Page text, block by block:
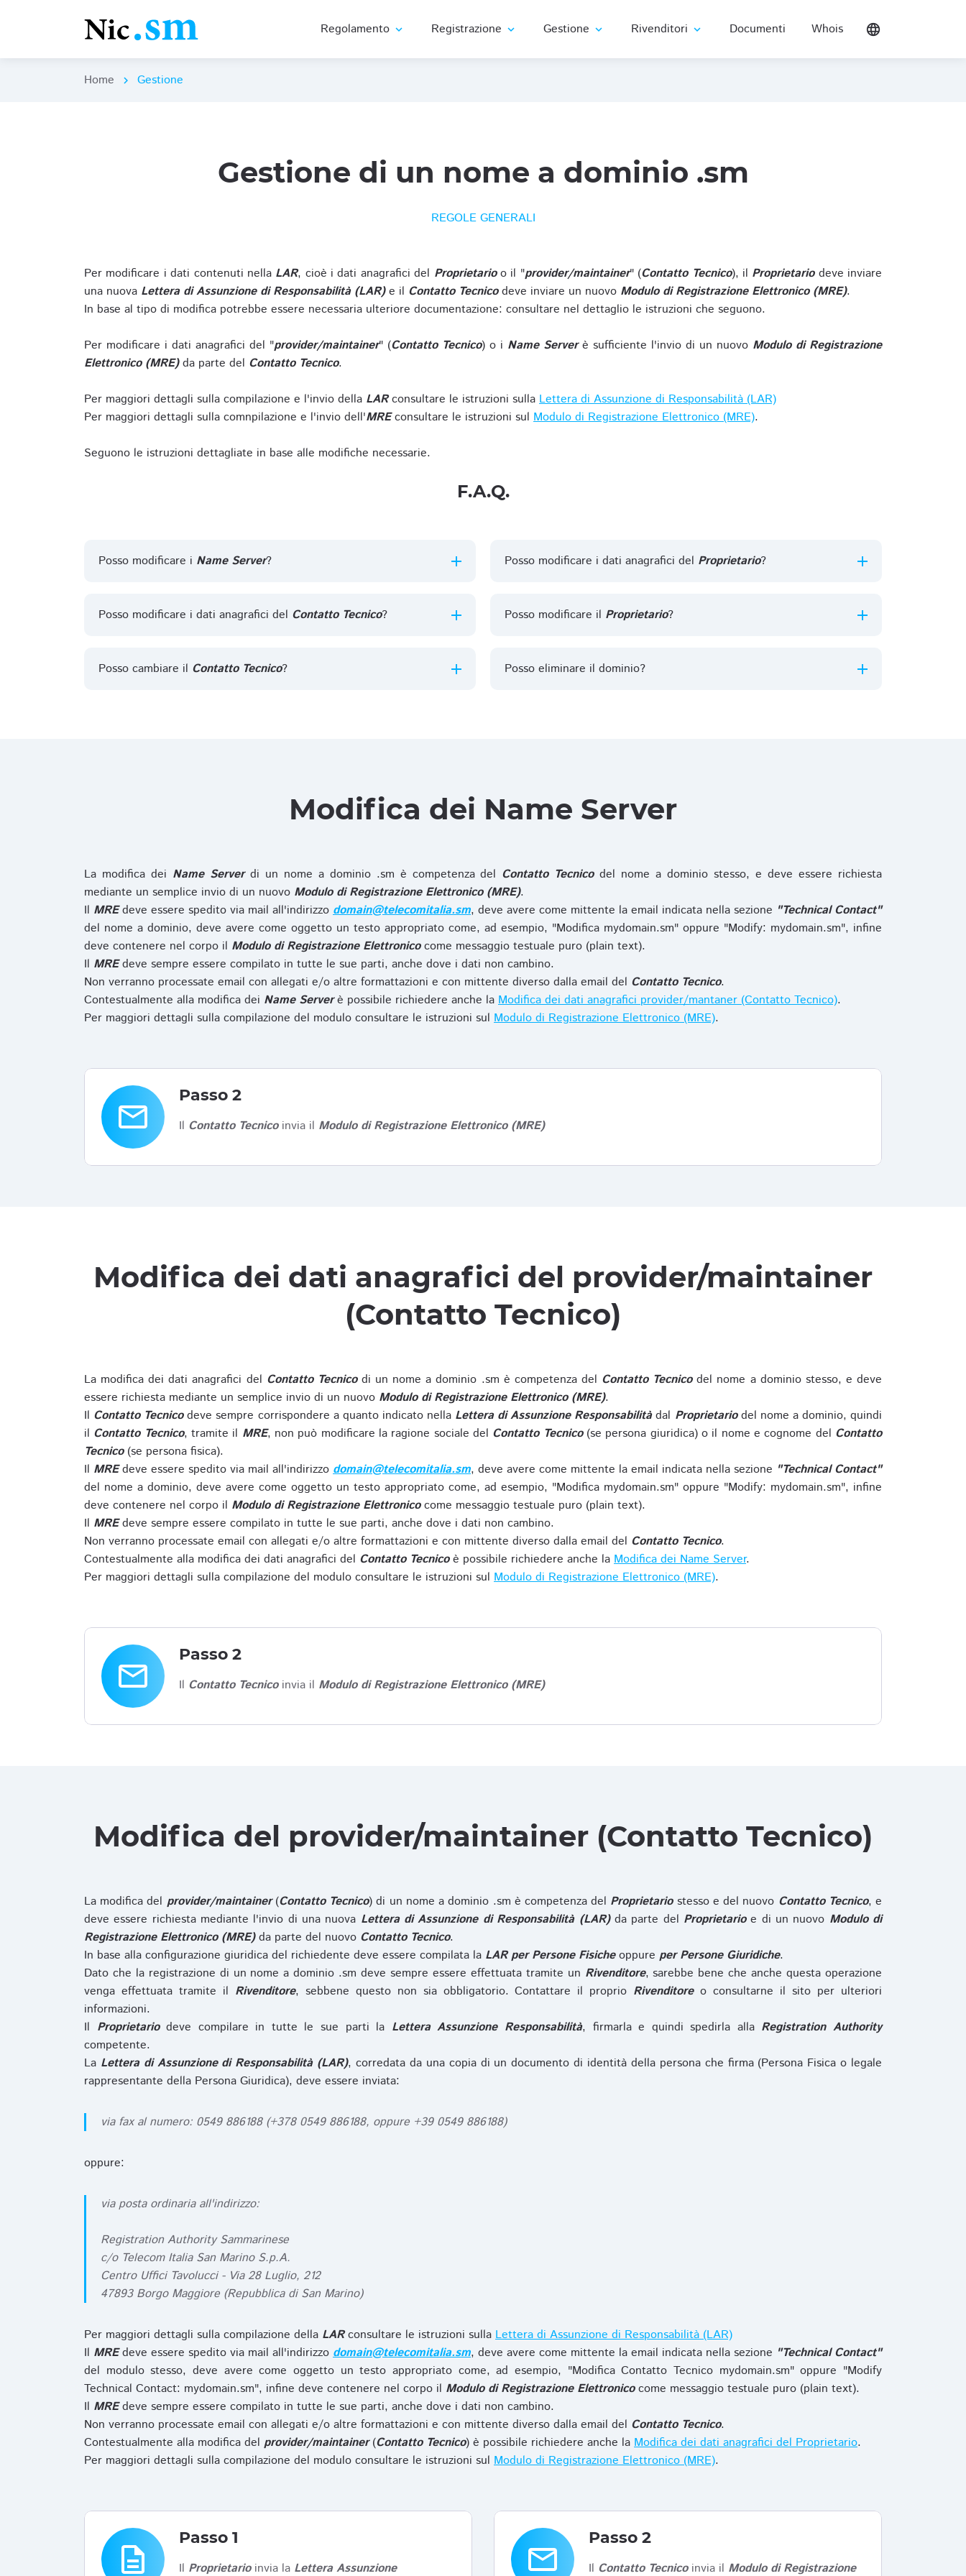
Regolamento expand_more Registrazione expand_more Gestione expand_more Rivenditori expand_more Documenti Whois language
Home chevron_right Gestione
Gestione di un nome a dominio .sm
REGOLE GENERALI
Per modificare i dati contenuti nella LAR, cioè i dati anagrafici del Proprietarioo il "provider/maintainer" (Contatto Tecnico), il Proprietariodeve inviare
una nuova Lettera di Assunzione di Responsabilità (LAR)e il Contatto Tecnicodeve inviare un nuovo Modulo di Registrazione Elettronico (MRE).
In base al tipo di modifica potrebbe essere necessaria ulteriore documentazione: consultare nel dettaglio le istruzioni che seguono.
Per modificare i dati anagrafici del "provider/maintainer" (Contatto Tecnico) o i Name Serverè sufficiente l'invio di un nuovo Modulo di Registrazione
Elettronico (MRE)da parte del Contatto Tecnico.
Per maggiori dettagli sulla compilazione e l'invio della LARconsultare le istruzioni sulla Lettera di Assunzione di Responsabilità (LAR)
Per maggiori dettagli sulla comnpilazione e l'invio dell'MREconsultare le istruzioni sul Modulo di Registrazione Elettronico (MRE).
Seguono le istruzioni dettagliate in base alle modifiche necessarie.
F.A.Q.
Posso modificare i Name Server?
Posso modificare i dati anagrafici del Contatto Tecnico?
Posso cambiare il Contatto Tecnico?
Posso modificare i dati anagrafici del Proprietario?
Posso modificare il Proprietario?
Posso eliminare il dominio?
Modifica dei Name Server
La modifica dei Name Serverdi un nome a dominio .sm è competenza del Contatto Tecnicodel nome a dominio stesso, e deve essere richiesta
mediante un semplice invio di un nuovo Modulo di Registrazione Elettronico (MRE).
Il MREdeve essere spedito via mail all'indirizzo domain@telecomitalia.sm, deve avere come mittente la email indicata nella sezione "Technical Contact"
del nome a dominio, deve avere come oggetto un testo appropriato come, ad esempio, "Modifica mydomain.sm" oppure "Modify: mydomain.sm", infine
deve contenere nel corpo il Modulo di Registrazione Elettronicocome messaggio testuale puro (plain text).
Il MREdeve sempre essere compilato in tutte le sue parti, anche dove i dati non cambino.
Non verranno processate email con allegati e/o altre formattazioni e con mittente diverso dalla email del Contatto Tecnico.
Contestualmente alla modifica dei Name Serverè possibile richiedere anche la Modifica dei dati anagrafici provider/mantaner (Contatto Tecnico).
Per maggiori dettagli sulla compilazione del modulo consultare le istruzioni sul Modulo di Registrazione Elettronico (MRE).
email
Passo 2
Il Contatto Tecnicoinvia il Modulo di Registrazione Elettronico (MRE)
Modifica dei dati anagrafici del provider/maintainer
(Contatto Tecnico)
La modifica dei dati anagrafici del Contatto Tecnicodi un nome a dominio .sm è competenza del Contatto Tecnicodel nome a dominio stesso, e deve
essere richiesta mediante un semplice invio di un nuovo Modulo di Registrazione Elettronico (MRE).
Il Contatto Tecnicodeve sempre corrispondere a quanto indicato nella Lettera di Assunzione Responsabilitàdal Proprietariodel nome a dominio, quindi
il Contatto Tecnico, tramite il MRE, non può modificare la ragione sociale del Contatto Tecnico(se persona giuridica) o il nome e cognome del Contatto
Tecnico(se persona fisica).
Il MREdeve essere spedito via mail all'indirizzo domain@telecomitalia.sm, deve avere come mittente la email indicata nella sezione "Technical Contact"
del nome a dominio, deve avere come oggetto un testo appropriato come, ad esempio, "Modifica mydomain.sm" oppure "Modify: mydomain.sm", infine
deve contenere nel corpo il Modulo di Registrazione Elettronicocome messaggio testuale puro (plain text).
Il MREdeve sempre essere compilato in tutte le sue parti, anche dove i dati non cambino.
Non verranno processate email con allegati e/o altre formattazioni e con mittente diverso dalla email del Contatto Tecnico.
Contestualmente alla modifica dei dati anagrafici del Contatto Tecnicoè possibile richiedere anche la Modifica dei Name Server.
Per maggiori dettagli sulla compilazione del modulo consultare le istruzioni sul Modulo di Registrazione Elettronico (MRE).
email
Passo 2
Il Contatto Tecnicoinvia il Modulo di Registrazione Elettronico (MRE)
Modifica del provider/maintainer (Contatto Tecnico)
La modifica del provider/maintainer(Contatto Tecnico) di un nome a dominio .sm è competenza del Proprietariostesso e del nuovo Contatto Tecnico, e
deve essere richiesta mediante l'invio di una nuova Lettera di Assunzione di Responsabilità (LAR)da parte del Proprietarioe di un nuovo Modulo di
Registrazione Elettronico (MRE)da parte del nuovo Contatto Tecnico.
In base alla configurazione giuridica del richiedente deve essere compilata la LAR per Persone Fisicheoppure per Persone Giuridiche.
Dato che la registrazione di un nome a dominio .sm deve sempre essere effettuata tramite un Rivenditore, sarebbe bene che anche questa operazione
venga effettuata tramite il Rivenditore, sebbene questo non sia obbligatorio. Contattare il proprio Rivenditoreo consultarne il sito per ulteriori
informazioni.
Il Proprietariodeve compilare in tutte le sue parti la Lettera Assunzione Responsabilità, firmarla e quindi spedirla alla Registration Authority
competente.
La Lettera di Assunzione di Responsabilità (LAR), corredata da una copia di un documento di identità della persona che firma (Persona Fisica o legale
rappresentante della Persona Giuridica), deve essere inviata:
via fax al numero: 0549 886188 (+378 0549 886188, oppure +39 0549 886188)
oppure:
via posta ordinaria all'indirizzo:
Registration Authority Sammarinese
c/o Telecom Italia San Marino S.p.A.
Centro Uffici Tavolucci - Via 28 Luglio, 212
47893 Borgo Maggiore (Repubblica di San Marino)
Per maggiori dettagli sulla compilazione della LARconsultare le istruzioni sulla Lettera di Assunzione di Responsabilità (LAR)
Il MREdeve essere spedito via mail all'indirizzo domain@telecomitalia.sm, deve avere come mittente la email indicata nella sezione "Technical Contact"
del modulo stesso, deve avere come oggetto un testo appropriato come, ad esempio, "Modifica Contatto Tecnico mydomain.sm" oppure "Modify
Technical Contact: mydomain.sm", infine deve contenere nel corpo il Modulo di Registrazione Elettronicocome messaggio testuale puro (plain text).
Il MREdeve sempre essere compilato in tutte le sue parti, anche dove i dati non cambino.
Non verranno processate email con allegati e/o altre formattazioni e con mittente diverso dalla email del Contatto Tecnico.
Contestualmente alla modifica del provider/maintainer(Contatto Tecnico) è possibile richiedere anche la Modifica dei dati anagrafici del Proprietario.
Per maggiori dettagli sulla compilazione del modulo consultare le istruzioni sul Modulo di Registrazione Elettronico (MRE).
description
Passo 1
Il Proprietarioinvia la Lettera Assunzione email
Passo 2
Il Contatto Tecnicoinvia il Modulo di Registrazione